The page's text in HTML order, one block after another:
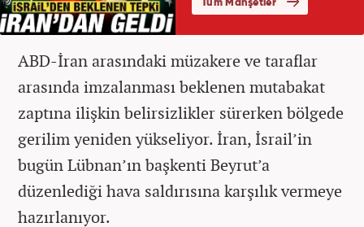
ABD-İran arasındaki müzakere ve taraflar
arasında imzalanması beklenen mutabakat
zaptına ilişkin belirsizlikler sürerken bölgede
gerilim yeniden yükseliyor. İran, İsrail’in
bugün Lübnan’ın başkenti Beyrut’a
düzenlediği hava saldırısına karşılık vermeye
hazırlanıyor.